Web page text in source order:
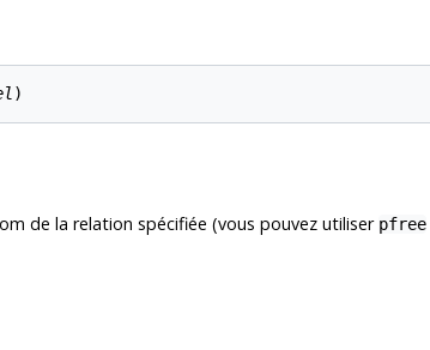
)
de la relation spécifiée (vous pouvez utiliser pfree